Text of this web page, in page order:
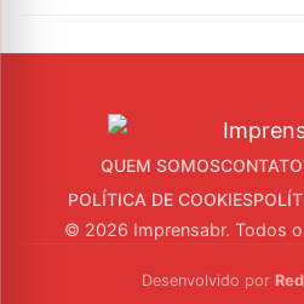
QUEM SOMOSCONTATO
POLÍTICA DE COOKIES
© 2026 Imprensabr. Todos
Desenvolvido por